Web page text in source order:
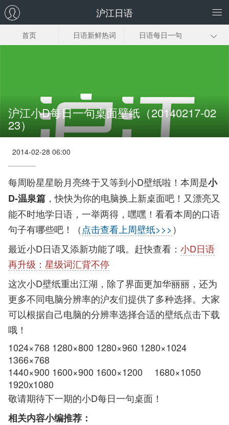
沪江日语
首页 日语新鲜热词 日语每日一句
沪江小D每日一句桌面壁纸（20140217-02
23）
2014-02-28 06:00
每周盼星星盼月亮终于又等到小D壁纸啦！本周是小
D-温泉篇 ，快快为你的电脑换上新桌面吧！又漂亮又
能不时地学日语，一举两得，嘿嘿！看看本周的口语
句子有哪些吧！（点击查看上周壁纸>>> ）
最近小D日语又添新功能了哦。赶快查看： 小D日语
再升级：星级词汇背不停
这次小D壁纸重出江湖，除了界面更加华丽丽，还为
更多不同电脑分辨率的沪友们提供了多种选择。大家
可以根据自己电脑的分辨率选择合适的壁纸点击下载
哦！
1024×768 1280×800 1280×960 1280×1024
1366×768
1440×900 1600×900 1600×1200
1680×1050
1920x1080
敬请期待下一期的小D每日一句桌面！
相关内容小编推荐：